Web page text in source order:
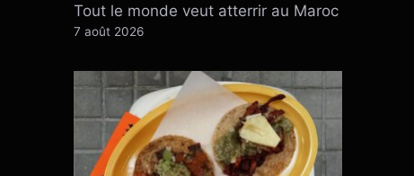
Tout le monde veut atterrir au Maroc
7 août 2026